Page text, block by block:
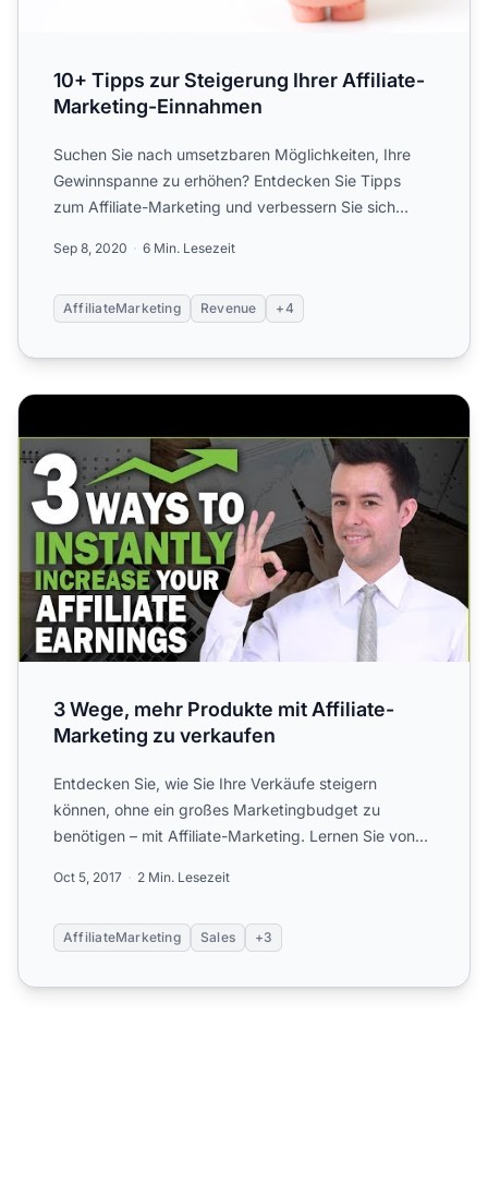
10+ Tipps zur Steigerung Ihrer Affiliate-
Marketing-Einnahmen
Suchen Sie nach umsetzbaren Möglichkeiten, Ihre
Gewinnspanne zu erhöhen? Entdecken Sie Tipps
zum Affiliate-Marketing und verbessern Sie sich
Sep 8, 2020 6 Min. Lesezeit
AffiliateMarketing Revenue +4
3 Wege, mehr Produkte mit Affiliate-Marketing zu
3 Wege, mehr Produkte mit Affiliate-
Marketing zu verkaufen
Entdecken Sie, wie Sie Ihre Verkäufe steigern
können, ohne ein großes Marketingbudget zu
benötigen – mit Affiliate-Marketing. Lernen Sie von
Oct 5, 2017 2 Min. Lesezeit
AffiliateMarketing Sales +3